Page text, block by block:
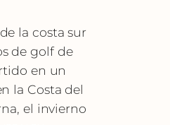
la costa sur
de golf de
en un
la Costa del
el invierno